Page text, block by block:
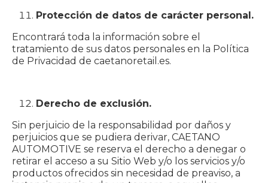
Protección de datos de carácter personal.
Encontrará toda la información sobre el
tratamiento de sus datos personales en la Política
de Privacidad de caetanoretail.es.
Derecho de exclusión.
Sin perjuicio de la responsabilidad por daños y
perjuicios que se pudiera derivar, CAETANO
AUTOMOTIVE se reserva el derecho a denegar o
retirar el acceso a su Sitio Web y/o los servicios y/o
productos ofrecidos sin necesidad de preaviso, a